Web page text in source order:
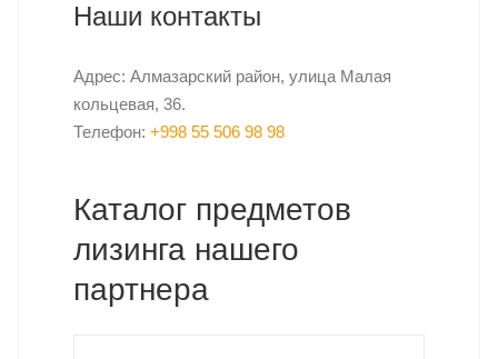
Наши контакты
Адрес: Алмазарский район, улица Малая
кольцевая, 36.
Телефон: +998 55 506 98 98
Каталог предметов
лизинга нашего
партнера